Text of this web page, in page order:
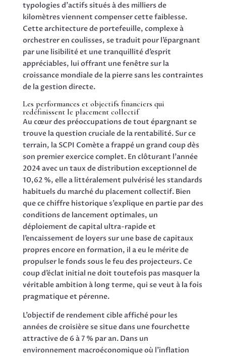
typologies d’actifs situés à des milliers de
kilomètres viennent compenser cette faiblesse.
Cette architecture de portefeuille, complexe à
orchestrer en coulisses, se traduit pour l’épargnant
par une lisibilité et une tranquillité d’esprit
appréciables, lui offrant une fenêtre sur la
croissance mondiale de la pierre sans les contraintes
de la gestion directe.
Les performances et objectifs financiers qui
redéfinissent le placement collectif
Au cœur des préoccupations de tout épargnant se
trouve la question cruciale de la rentabilité. Sur ce
terrain, la SCPI Comète a frappé un grand coup dès
son premier exercice complet. En clôturant l’année
2024 avec un taux de distribution exceptionnel de
10,62 %, elle a littéralement pulvérisé les standards
habituels du marché du placement collectif. Bien
que ce chiffre historique s’explique en partie par des
conditions de lancement optimales, un
déploiement de capital ultra-rapide et
l’encaissement de loyers sur une base de capitaux
propres encore en formation, il a eu le mérite de
propulser le fonds sous le feu des projecteurs. Ce
coup d’éclat initial ne doit toutefois pas masquer la
véritable ambition à long terme, qui se veut à la fois
pragmatique et pérenne.
L’objectif de rendement cible affiché pour les
années de croisière se situe dans une fourchette
attractive de 6 à 7 % par an. Dans un
environnement macroéconomique où l’inflation